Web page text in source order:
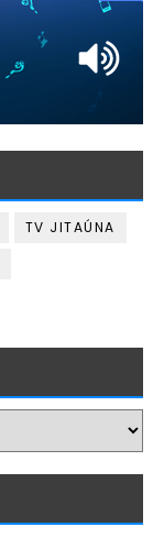
TV JITAÚNA